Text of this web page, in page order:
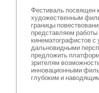
Фестиваль посвящен
художественным
границы
представляем
кинематографистов
дальновидными
предложить
зрителям
инновационными
глубоким и